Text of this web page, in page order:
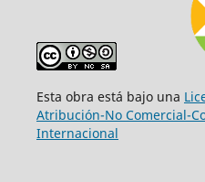
Esta obra está bajo una
Atribución-No Comercial-
Internacional